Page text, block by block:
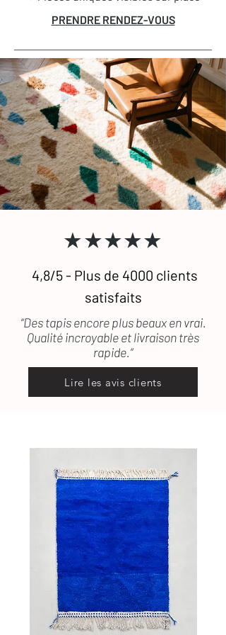
votre intérieur. Parfaits dans un salon
chambre pour un réveil tout en
douceur, les tapis Beni Ouarain
s’adaptent à tous les espaces.
Traditionnellement noirs et blancs avec
des motifs graphiques minimalistes,
ils existent aussi aujourd’hui dans des
versions unies ou colorées, pour
s’intégrer à tous les styles de
décoration, du plus épuré au plus
audacieux.
PRENDRE RENDEZ-VOUS
★★★★★
4,8/5 - Plus de 4000 clients
satisfaits
“Des tapis encore plus beaux en vrai.
Qualité incroyable et livraison très
rapide.”
Lire les avis clients